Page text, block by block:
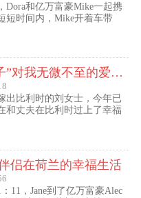
Dora和亿万富豪Mike一起携
短时间内，Mike开着车带
比利时“王子”对我无微不至的爱（爱无界刘女士的海外生活）
出比利时的刘女士，今年已
和丈夫在比利时过上了幸福
侣在荷兰的幸福生活
11，Jane到了亿万富豪Alec